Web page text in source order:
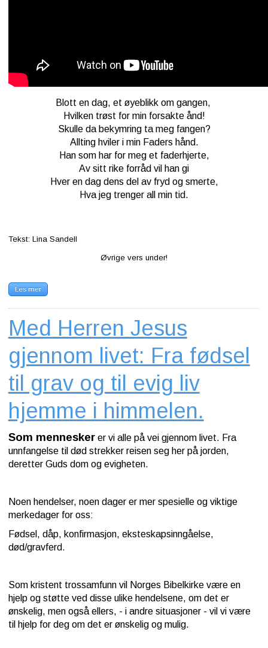
Blott en dag, et øyeblikk om gangen,
Hvilken trøst for min forsakte ånd!
Skulle da bekymring ta meg fangen?
Allting hviler i min Faders hånd.
Han som har for meg et faderhjerte,
Av sitt rike forråd vil han gi
Hver en dag dens del av fryd og smerte,
Hva jeg trenger all min tid.
Tekst: Lina Sandell
Øvrige vers under!
Les mer
Med Herren Jesus
gjennom livet: Fra fødsel
til grav og til evig liv
hjemme i himmelen.
Som menneskerer vi alle på vei gjennom livet. Fra
unnfangelse til død strekker reisen seg her på jorden,
deretter Guds dom og evigheten.
Noen hendelser, noen dager er mer spesielle og viktige
merkedager for oss:
Fødsel, dåp, konfirmasjon, eksteskapsinngåelse,
død/gravferd.
Som kristent trossamfunn vil Norges Bibelkirke være en
hjelp og støtte ved disse ulike hendelsene, om det er
ønskelig, men også ellers, - i andre situasjoner - vil vi være
til hjelp for deg om det er ønskelig og mulig.